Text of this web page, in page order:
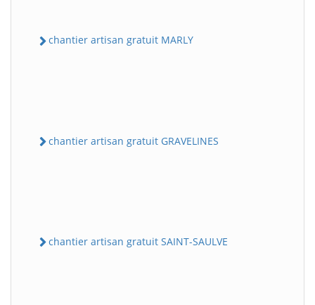
chantier artisan gratuit MARLY
chantier artisan gratuit GRAVELINES
chantier artisan gratuit SAINT-SAULVE